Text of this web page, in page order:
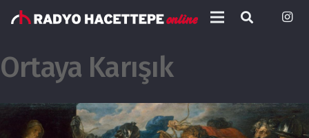
Ortaya Karışık